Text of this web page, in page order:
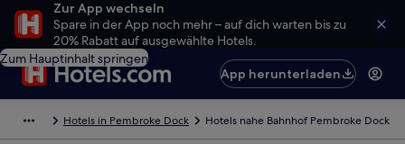
Zur App wechseln
Spare in der App noch mehr – auf dich warten bis zu
20% Rabatt auf ausgewählte Hotels.
Zum Hauptinhalt springen
App herunterladen
Hotels in Pembroke Dock Hotels nahe Bahnhof Pembroke Dock